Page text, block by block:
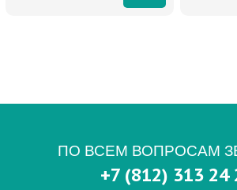
ПО ВСЕМ ВОПРОСАМ
+7 (812) 313 24